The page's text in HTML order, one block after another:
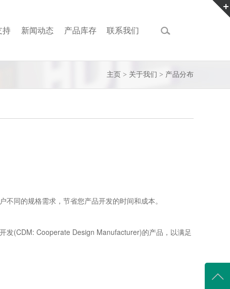
持 新闻动态 产品库存 联系我们
主页 > 关于我们 > 产品分布
同的规格需求，节省您产品开发的时间和成本。
发(CDM: Cooperate Design Manufacturer)的产品，以满足